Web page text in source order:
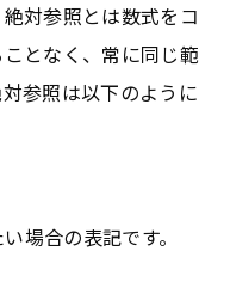
対参照とは数式をコ
となく、常に同じ範
参照は以下のように
場合の表記です。